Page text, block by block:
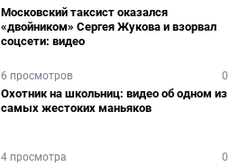
Московский таксист оказался
«двойником» Сергея Жукова и взорвал
соцсети: видео
6 просмотров 0
Охотник на школьниц: видео об одном из
самых жестоких маньяков
4 просмотра 0